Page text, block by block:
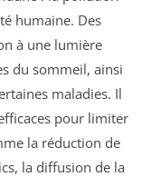
humaine. Des
à une lumière
du sommeil, ainsi
maladies. Il
pour limiter
la réduction de
la diffusion de la